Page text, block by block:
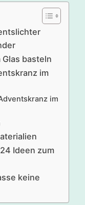
basteln
im
im
Ideen zum
keine